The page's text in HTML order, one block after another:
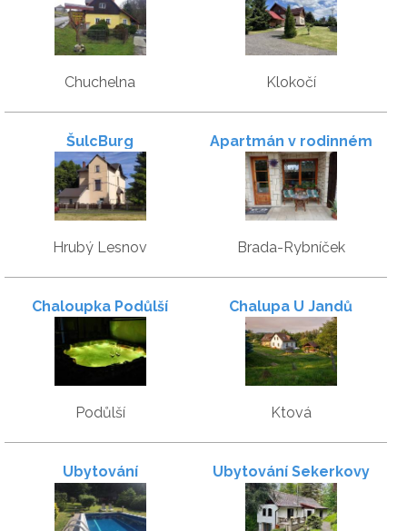
Chuchelna Klokočí
ŠulcBurg
Hrubý Lesnov
Apartmán v rodinném
domě Rybníček
Brada-Rybníček
Chaloupka Podůlší
Podůlší
Chalupa U Jandů
Ktová
Ubytování
Ubytování Sekerkovy
Loučky